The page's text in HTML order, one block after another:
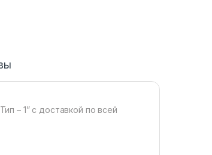
– 1” с доставкой по всей